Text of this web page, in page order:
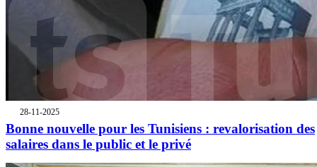
28-11-2025
Bonne nouvelle pour les Tunisiens : revalorisation des
salaires dans le public et le privé